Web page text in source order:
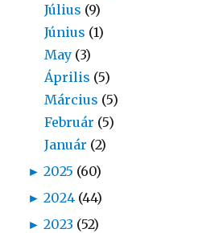
Július (9)
Június (1)
May (3)
Április (5)
Március (5)
Február (5)
Január (2)
► 2025 (60)
► 2024 (44)
► 2023 (52)